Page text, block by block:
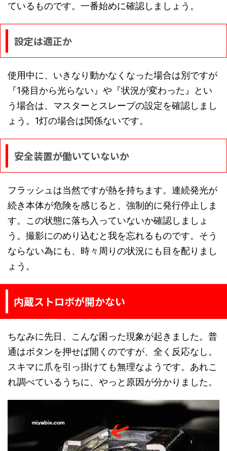
ているものです。一番始めに確認しましょう。
設定は適正か
使用中に、いきなり動かなくなった場合は別ですが
『1発目から光らない』や『状況が変わった』とい
う場合は、マスターとスレーブの設定を確認しまし
ょう。1灯の場合は関係ないです。
安全装置が働いていないか
フラッシュは当然ですが熱を持ちます。連続発光が
続き本体が危険を感じると、強制的に発行停止しま
す。この状態に落ち入っていないか確認しましょ
う。撮影にのめり込むと我を忘れるものです。そう
ならない為にも、時々周りの状況にも目を配りまし
ょう。
内蔵ストロボが開かない
ちなみに先日、こんな困った現象が起きました。普
通はボタンを押せば開くのですが、全く反応なし。
スキマに爪を引っ掛けても無理なようです。あれこ
れ調べているうちに、やっと原因が分かりました。